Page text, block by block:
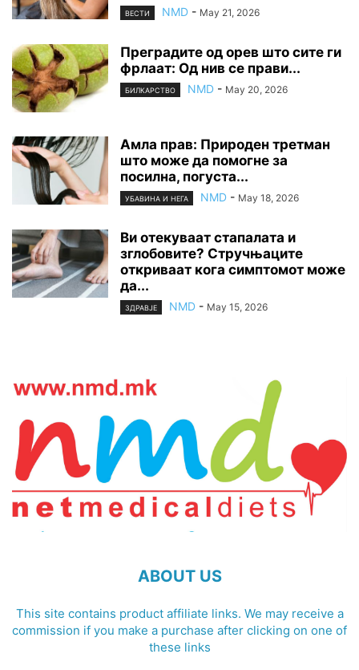
ВЕСТИ NMD - May 21, 2026
Преградите од орев што сите ги
фрлаат: Од нив се прави...
БИЛКАРСТВО NMD - May 20, 2026
Амла прав: Природен третман
што може да помогне за
посилна, погуста...
УБАВИНА И НЕГА NMD - May 18, 2026
Ви отекуваат стапалата и
зглобовите? Стручњаците
откриваат кога симптомот може
да...
ЗДРАВЈЕ NMD - May 15, 2026
ABOUT US
This site contains product affiliate links. We may receive a
commission if you make a purchase after clicking on one of
these links